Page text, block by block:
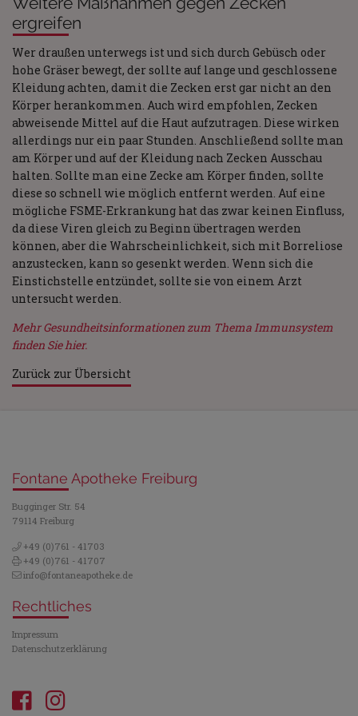
Zurück zur Übersicht
ergreifen
Wer draußen unterwegs ist und sich durch Gebüsch oder
hohe Gräser bewegt, der sollte auf lange und geschlossene
Kleidung achten, damit die Zecken erst gar nicht an den
Körper herankommen. Auch wird empfohlen, Zecken
abweisende Mittel auf die Haut aufzutragen. Diese wirken
allerdings nur ein paar Stunden. Anschließend sollte man
am Körper und auf der Kleidung nach Zecken Ausschau
halten. Sollte man eine Zecke am Körper finden, sollte
diese so schnell wie möglich entfernt werden. Auf eine
mögliche FSME-Erkrankung hat das zwar keinen Einfluss,
da diese Viren gleich zu Beginn übertragen werden
können, aber die Wahrscheinlichkeit, sich mit Borreliose
anzustecken, kann so gesenkt werden. Wenn sich die
Einstichstelle entzündet, sollte sie von einem Arzt
untersucht werden.
Mehr Gesundheitsinformationen zum Thema Immunsystem
finden Sie hier.
Fontane Apotheke Freiburg
Bugginger Str. 54
79114 Freiburg
+49 (0)761 - 41703
+49 (0)761 - 41707
info@fontaneapotheke.de
Rechtliches
Impressum
Datenschutzerklärung